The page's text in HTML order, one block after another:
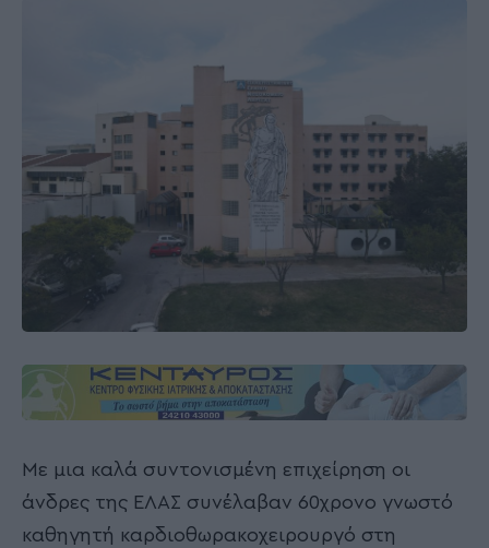
Με μια καλά συντονισμένη επιχείρηση οι
άνδρες της ΕΛΑΣ συνέλαβαν 60χρονο γνωστό
καθηγητή καρδιοθωρακοχειρουργό στη